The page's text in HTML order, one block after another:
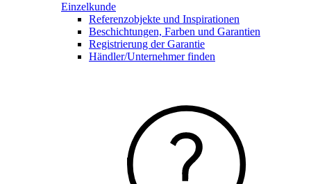
Einzelkunde
Referenzobjekte und Inspirationen
Beschichtungen, Farben und Garantien
Registrierung der Garantie
Händler/Unternehmer finden